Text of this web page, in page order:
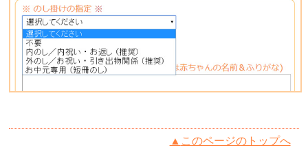
▲ このページのトップへ